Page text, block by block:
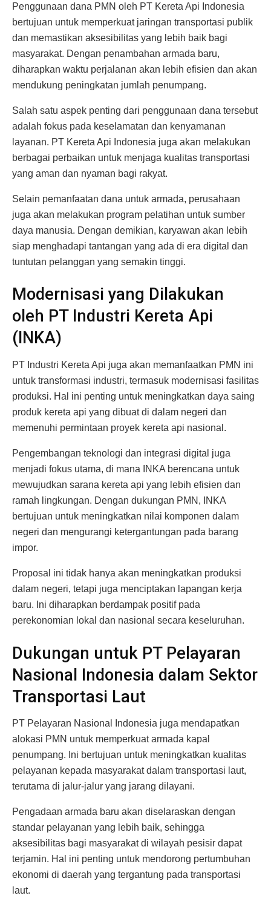
Penggunaan dana PMN oleh PT Kereta Api Indonesia
bertujuan untuk memperkuat jaringan transportasi publik
dan memastikan aksesibilitas yang lebih baik bagi
masyarakat. Dengan penambahan armada baru,
diharapkan waktu perjalanan akan lebih efisien dan akan
mendukung peningkatan jumlah penumpang.
Salah satu aspek penting dari penggunaan dana tersebut
adalah fokus pada keselamatan dan kenyamanan
layanan. PT Kereta Api Indonesia juga akan melakukan
berbagai perbaikan untuk menjaga kualitas transportasi
yang aman dan nyaman bagi rakyat.
Selain pemanfaatan dana untuk armada, perusahaan
juga akan melakukan program pelatihan untuk sumber
daya manusia. Dengan demikian, karyawan akan lebih
siap menghadapi tantangan yang ada di era digital dan
tuntutan pelanggan yang semakin tinggi.
Modernisasi yang Dilakukan
oleh PT Industri Kereta Api
(INKA)
PT Industri Kereta Api juga akan memanfaatkan PMN ini
untuk transformasi industri, termasuk modernisasi fasilitas
produksi. Hal ini penting untuk meningkatkan daya saing
produk kereta api yang dibuat di dalam negeri dan
memenuhi permintaan proyek kereta api nasional.
Pengembangan teknologi dan integrasi digital juga
menjadi fokus utama, di mana INKA berencana untuk
mewujudkan sarana kereta api yang lebih efisien dan
ramah lingkungan. Dengan dukungan PMN, INKA
bertujuan untuk meningkatkan nilai komponen dalam
negeri dan mengurangi ketergantungan pada barang
impor.
Proposal ini tidak hanya akan meningkatkan produksi
dalam negeri, tetapi juga menciptakan lapangan kerja
baru. Ini diharapkan berdampak positif pada
perekonomian lokal dan nasional secara keseluruhan.
Dukungan untuk PT Pelayaran
Nasional Indonesia dalam Sektor
Transportasi Laut
PT Pelayaran Nasional Indonesia juga mendapatkan
alokasi PMN untuk memperkuat armada kapal
penumpang. Ini bertujuan untuk meningkatkan kualitas
pelayanan kepada masyarakat dalam transportasi laut,
terutama di jalur-jalur yang jarang dilayani.
Pengadaan armada baru akan diselaraskan dengan
standar pelayanan yang lebih baik, sehingga
aksesibilitas bagi masyarakat di wilayah pesisir dapat
terjamin. Hal ini penting untuk mendorong pertumbuhan
ekonomi di daerah yang tergantung pada transportasi
laut.